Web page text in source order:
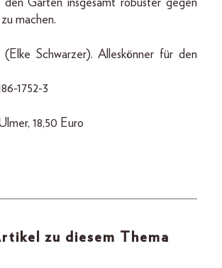
Garten insgesamt robuster gegen
machen.
(Elke Schwarzer). Alleskönner für den
1752-3
18,50 Euro
zu diesem Thema